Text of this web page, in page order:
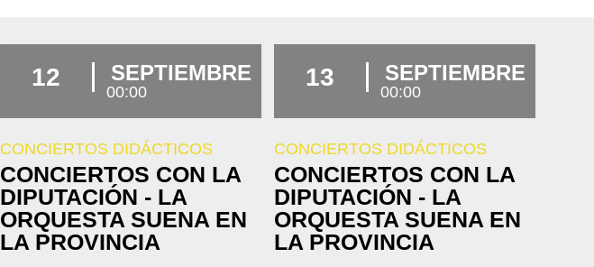
12 SEPTIEMBRE
00:00
CONCIERTOS DIDÁCTICOS
CONCIERTOS CON LA
DIPUTACIÓN - LA
ORQUESTA SUENA EN
LA PROVINCIA
13 SEPTIEMBRE
00:00
CONCIERTOS DIDÁCTICOS
CONCIERTOS CON LA
DIPUTACIÓN - LA
ORQUESTA SUENA EN
LA PROVINCIA